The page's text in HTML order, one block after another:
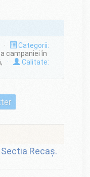
Categorii:
campaniei în
·
Calitate:
Recaș.